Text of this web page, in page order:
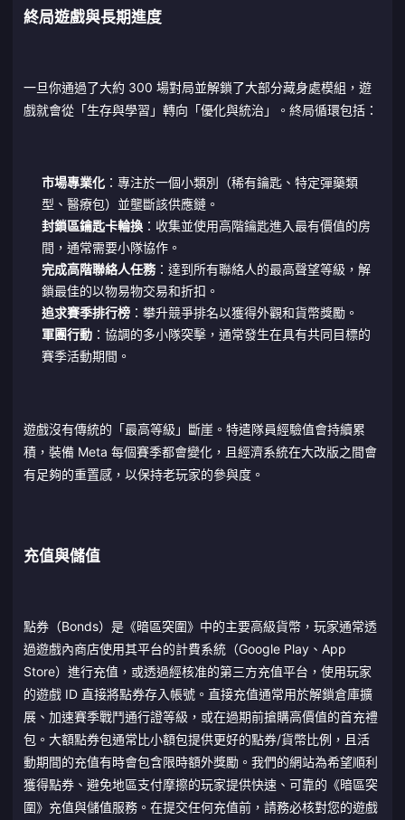
終局遊戲與長期進度
一旦你通過了大約 300 場對局並解鎖了大部分藏身處模組，遊
戲就會從「生存與學習」轉向「優化與統治」。終局循環包括：
市場專業化：專注於一個小類別（稀有鑰匙、特定彈藥類
型、醫療包）並壟斷該供應鏈。
封鎖區鑰匙卡輪換：收集並使用高階鑰匙進入最有價值的房
間，通常需要小隊協作。
完成高階聯絡人任務：達到所有聯絡人的最高聲望等級，解
鎖最佳的以物易物交易和折扣。
追求賽季排行榜：攀升競爭排名以獲得外觀和貨幣獎勵。
軍團行動：協調的多小隊突擊，通常發生在具有共同目標的
賽季活動期間。
遊戲沒有傳統的「最高等級」斷崖。特遣隊員經驗值會持續累
積，裝備 Meta 每個賽季都會變化，且經濟系統在大改版之間會
有足夠的重置感，以保持老玩家的參與度。
充值與儲值
點券（Bonds）是《暗區突圍》中的主要高級貨幣，玩家通常透
過遊戲內商店使用其平台的計費系統（Google Play、App
Store）進行充值，或透過經核准的第三方充值平台，使用玩家
的遊戲 ID 直接將點券存入帳號。直接充值通常用於解鎖倉庫擴
展、加速賽季戰鬥通行證等級，或在過期前搶購高價值的首充禮
包。大額點券包通常比小額包提供更好的點券/貨幣比例，且活
動期間的充值有時會包含限時額外獎勵。我們的網站為希望順利
獲得點券、避免地區支付摩擦的玩家提供快速、可靠的《暗區突
圍》充值與儲值服務。在提交任何充值前，請務必核對您的遊戲